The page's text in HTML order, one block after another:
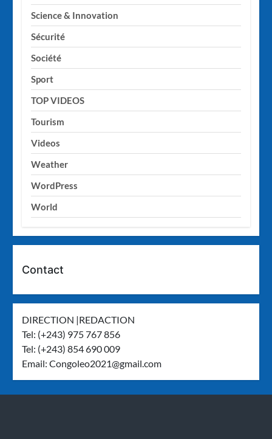
Science & Innovation
Sécurité
Société
Sport
TOP VIDEOS
Tourism
Videos
Weather
WordPress
World
Contact
DIRECTION |REDACTION
Tel: (+243) 975 767 856
Tel: (+243) 854 690 009
Email:Congoleo2021@gmail.com